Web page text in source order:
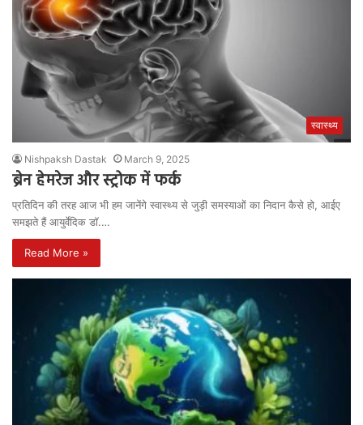
स्वास्थ्य
Nishpaksh Dastak March 9, 2025
ब्रेन हेमरेज और स्ट्रोक में फर्क
प्रतिदिन की तरह आज भी हम जानेंगे स्वास्थ्य से जुड़ी समस्याओं का निदान कैसे हो, आईए
समझते हैं आयुर्वेदिक डॉ.…
Read More »